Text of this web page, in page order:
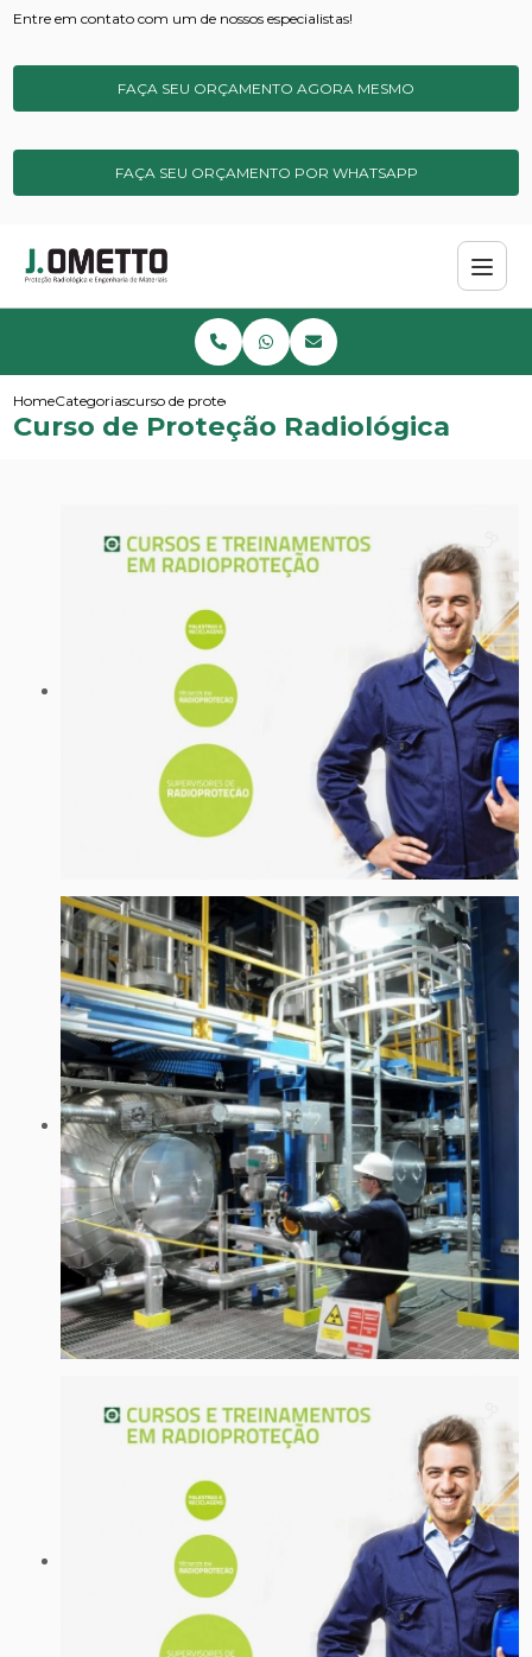
Entre em contato com um de nossos especialistas!
FAÇA SEU ORÇAMENTO AGORA MESMO
FAÇA SEU ORÇAMENTO POR WHATSAPP
HomeCategoriascurso de protecao radiologica
Curso de Proteção Radiológica